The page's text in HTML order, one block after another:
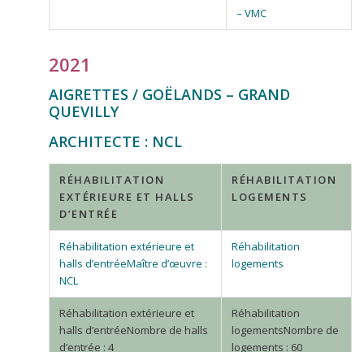
– VMC
2021
AIGRETTES / GOËLANDS – GRAND
QUEVILLY
ARCHITECTE : NCL
RÉHABILITATION
EXTÉRIEURE ET HALLS
D’ENTRÉE
RÉHABILITATION
LOGEMENTS
Maître d’œuvre :
NCL
Nombre de halls
d’entrée : 4
Nombre de
logements : 60